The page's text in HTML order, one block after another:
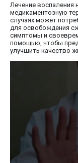
Лечение
медикаментозную
случаях может
для освобождения
симптомы и
помощью, чтобы
улучшить качество